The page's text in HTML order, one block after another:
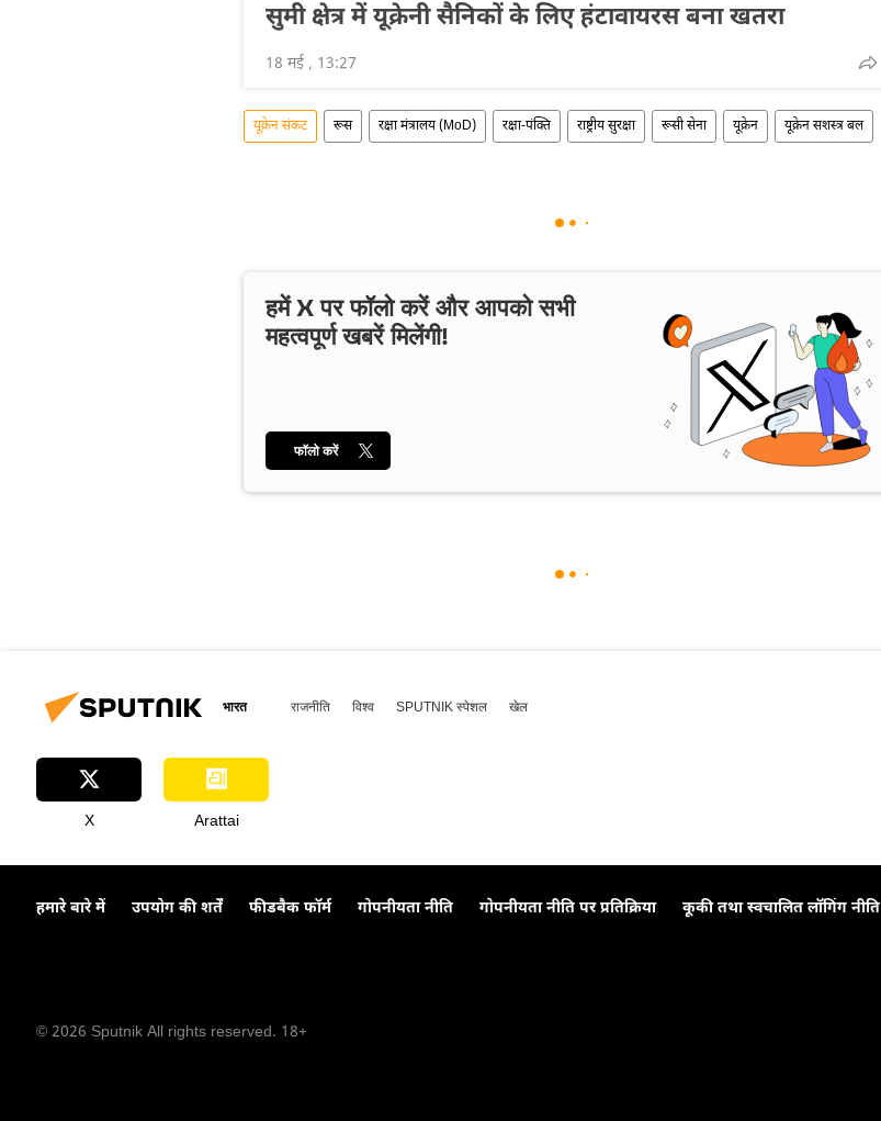
सुमी क्षेत्र में यूक्रेनी सैनिकों के लिए हंटावायरस बना खतरा
18 मई , 13:27
यूक्रेन संकट रूस रक्षा मंत्रालय (MoD) रक्षा-पंक्ति राष्ट्रीय सुरक्षा रूसी सेना यूक्रेन यूक्रेन सशस्त्र बल
हमें X पर फॉलो करें और आपको सभी
महत्वपूर्ण खबरें मिलेंगी!
फॉलो करें
भारत राजनीति विश्व SPUTNIK स्पेशल खेल
X Arattai
हमारे बारे में उपयोग की शर्तें फीडबैक फॉर्म गोपनीयता नीति गोपनीयता नीति पर प्रतिक्रिया कूकी तथा स्वचालित लॉगिंग नीति
© 2026 Sputnik All rights reserved. 18+